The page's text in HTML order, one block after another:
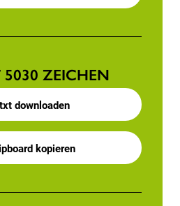
5030 ZEICHEN
downloaden
kopieren